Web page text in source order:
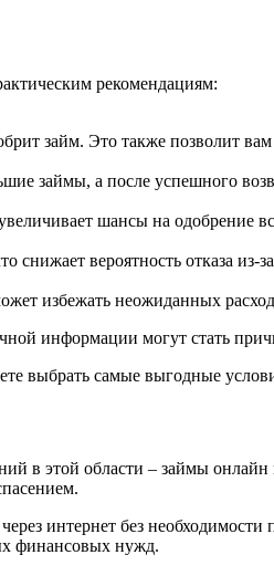
рекомендациям:
займ. Это также позволит
займы, а после успешного
шансы на одобрение
вероятность отказа из-
избежать неожиданных
информации могут стать
выбрать самые выгодные
в этой области – займы
интернет без
финансовых нужд.